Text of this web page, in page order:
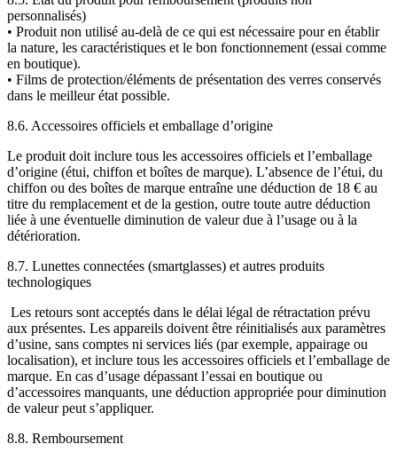
personnalisés)
• Produit non utilisé au-delà de ce qui est nécessaire pour en établir
la nature, les caractéristiques et le bon fonctionnement (essai comme
en boutique).
• Films de protection/éléments de présentation des verres conservés
dans le meilleur état possible.
8.6. Accessoires officiels et emballage d’origine
Le produit doit inclure tous les accessoires officiels et l’emballage
d’origine (étui, chiffon et boîtes de marque). L’absence de l’étui, du
chiffon ou des boîtes de marque entraîne une déduction de 18 € au
titre du remplacement et de la gestion, outre toute autre déduction
liée à une éventuelle diminution de valeur due à l’usage ou à la
détérioration.
8.7. Lunettes connectées (smartglasses) et autres produits
technologiques
Les retours sont acceptés dans le délai légal de rétractation prévu
aux présentes. Les appareils doivent être réinitialisés aux paramètres
d’usine, sans comptes ni services liés (par exemple, appairage ou
localisation), et inclure tous les accessoires officiels et l’emballage de
marque. En cas d’usage dépassant l’essai en boutique ou
d’accessoires manquants, une déduction appropriée pour diminution
de valeur peut s’appliquer.
8.8. Remboursement